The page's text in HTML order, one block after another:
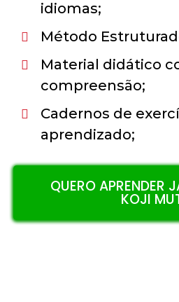
idiomas;
Método
Material didático
compreensão;
Cadernos de
aprendizado;
QUERO APRENDER
KOJI